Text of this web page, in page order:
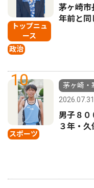
トップニュ
ース
政治
茅ヶ崎
年前と同
10
スポーツ
茅ヶ崎・
2026.07.31
男子８
３年・